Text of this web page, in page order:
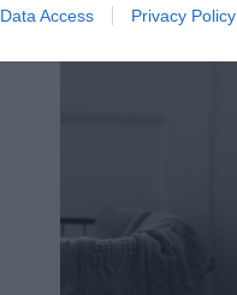
Data Access Privacy Policy